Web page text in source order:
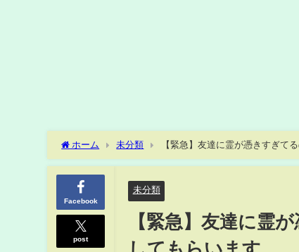
ホーム 未分類 【緊急】友達に霊が憑きすぎて
Facebook
post
未分類
【緊急】友達に霊
してもらいます。